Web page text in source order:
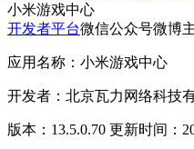
小米游戏中心
开发者平台微信公众号微博
应用名称：小米游戏中心
开发者：北京瓦力网络科技
版本：13.5.0.70 更新时间：